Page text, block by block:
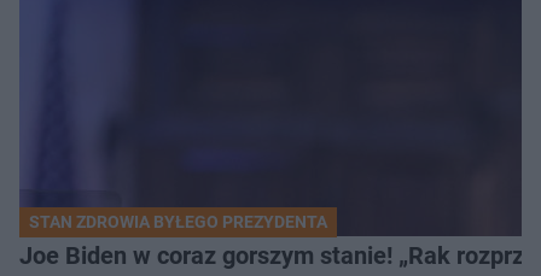
STAN ZDROWIA BYŁEGO PREZYDENTA
Joe Biden w coraz gorszym stanie! „Rak